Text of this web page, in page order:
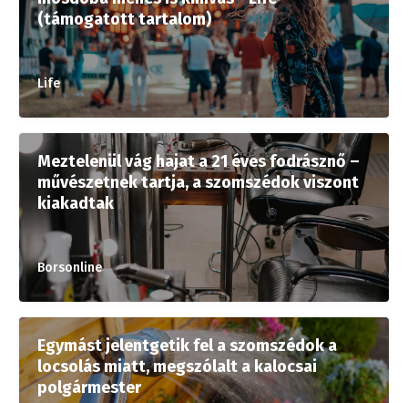
(támogatott tartalom)
Life
Meztelenül vág hajat a 21 éves fodrásznő –
művészetnek tartja, a szomszédok viszont
kiakadtak
Borsonline
Egymást jelentgetik fel a szomszédok a
locsolás miatt, megszólalt a kalocsai
polgármester